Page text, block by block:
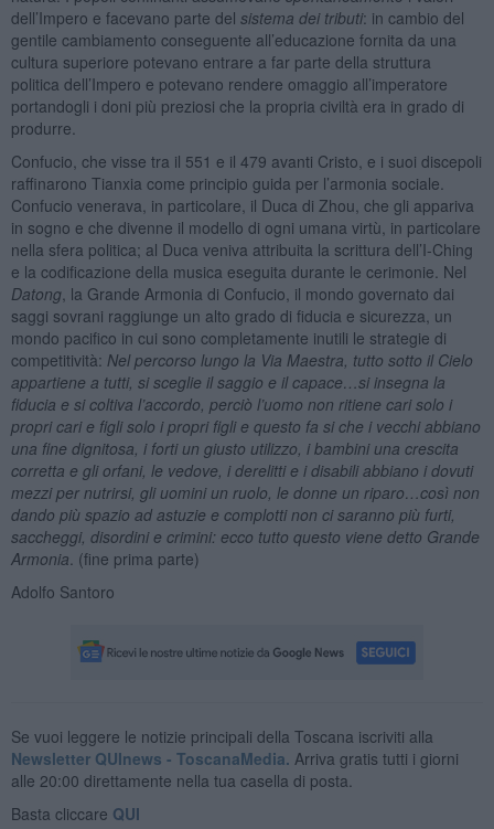
dell’Impero e facevano parte del sistema dei tributi: in cambio del
gentile cambiamento conseguente all’educazione fornita da una
cultura superiore potevano entrare a far parte della struttura
politica dell’Impero e potevano rendere omaggio all’imperatore
portandogli i doni più preziosi che la propria civiltà era in grado di
produrre.
Confucio, che visse tra il 551 e il 479 avanti Cristo, e i suoi discepoli
raffinarono Tianxia come principio guida per l’armonia sociale.
Confucio venerava, in particolare, il Duca di Zhou, che gli appariva
in sogno e che divenne il modello di ogni umana virtù, in particolare
nella sfera politica; al Duca veniva attribuita la scrittura dell’I-Ching
e la codificazione della musica eseguita durante le cerimonie. Nel
Datong, la Grande Armonia di Confucio, il mondo governato dai
saggi sovrani raggiunge un alto grado di fiducia e sicurezza, un
mondo pacifico in cui sono completamente inutili le strategie di
competitività: Nel percorso lungo la Via Maestra, tutto sotto il Cielo
appartiene a tutti, si sceglie il saggio e il capace…si insegna la
fiducia e si coltiva l’accordo, perciò l’uomo non ritiene cari solo i
propri cari e figli solo i propri figli e questo fa si che i vecchi abbiano
una fine dignitosa, i forti un giusto utilizzo, i bambini una crescita
corretta e gli orfani, le vedove, i derelitti e i disabili abbiano i dovuti
mezzi per nutrirsi, gli uomini un ruolo, le donne un riparo…così non
dando più spazio ad astuzie e complotti non ci saranno più furti,
saccheggi, disordini e crimini: ecco tutto questo viene detto Grande
Armonia . (fine prima parte)
Adolfo Santoro
Se vuoi leggere le notizie principali della Toscana iscriviti alla
Newsletter QUInews - ToscanaMedia. Arriva gratis tutti i giorni
alle 20:00 direttamente nella tua casella di posta.
Basta cliccare QUI